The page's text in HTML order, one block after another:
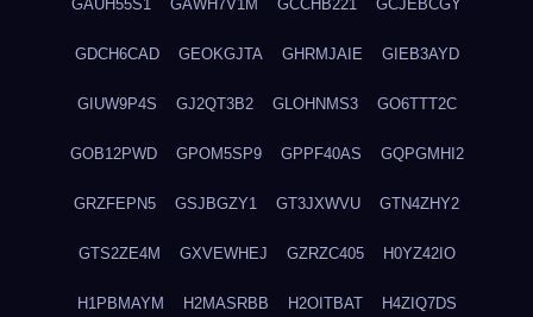
GAUH55S1 GAWH7V1M GCCHB221 GCJEBCGY
GDCH6CAD GEOKGJTA GHRMJAIE GIEB3AYD
GIUW9P4S GJ2QT3B2 GLOHNMS3 GO6TTT2C
GOB12PWD GPOM5SP9 GPPF40AS GQPGMHI2
GRZFEPN5 GSJBGZY1 GT3JXWVU GTN4ZHY2
GTS2ZE4M GXVEWHEJ GZRZC405 H0YZ42IO
H1PBMAYM H2MASRBB H2OITBAT H4ZIQ7DS